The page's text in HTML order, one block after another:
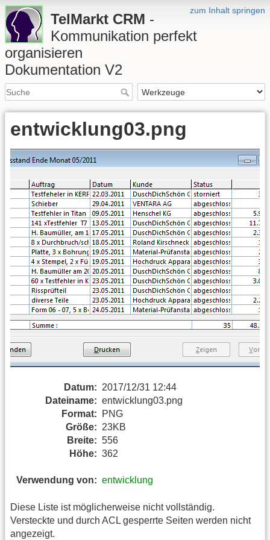
zum Inhalt springen
TelMarkt CRM -
Kommunikation perfekt
organisieren
Dokumentation V2
entwicklung03.png
Datum: 2017/12/31 12:44
Dateiname: entwicklung03.png
Format:
PNG
Größe: 23KB
Breite: 556
Höhe: 362
Verwendung von: entwicklung
Diese Liste ist möglicherweise nicht vollständig.
Versteckte und durch ACL gesperrte Seiten werden nicht
angezeigt.